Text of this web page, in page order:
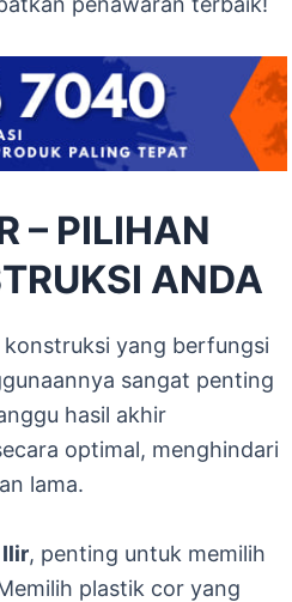
– PILIHAN
ANDA
konstruksi yang berfungsi
sangat penting
hasil akhir
optimal, menghindari
lama.
, penting untuk memilih
plastik cor yang